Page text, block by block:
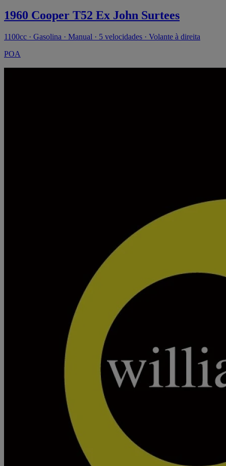
1960 Cooper T52 Ex John Surtees
1100cc · Gasolina · Manual · 5 velocidades · Volante à direita
POA